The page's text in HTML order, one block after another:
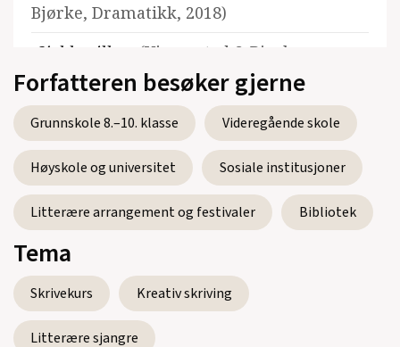
Bjørke, Dramatikk, 2018)
Sjakkspillere
(Vigmostad & Bjørke,
Noveller, 2016)
Sjakk. Spillenes konge(Vigmostad &
Bjørke, 2016)
Soldater(Vigmostad & Bjørke, Noveller,
2013)
2012)
Victor Tukmakovs siste vinter
& Bjørke, Noveller, 2010)
Forfatteren besøker gjerne
Grunnskole 8.–10. klasse Videregående skole
Høyskole og universitet Sosiale institusjoner
Litterære arrangement og festivaler Bibliotek
Tema
Skrivekurs Kreativ skriving
Litterære sjangre